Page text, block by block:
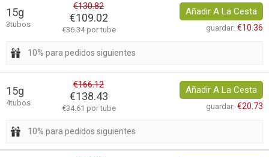
15g
3tubos
€130.82
€109.02
€36.34 por tube
Añadir A La Cesta
guardar: €10.36
10% para pedidos siguientes
15g
4tubos
€166.12
€138.43
€34.61 por tube
Añadir A La Cesta
guardar: €20.73
10% para pedidos siguientes